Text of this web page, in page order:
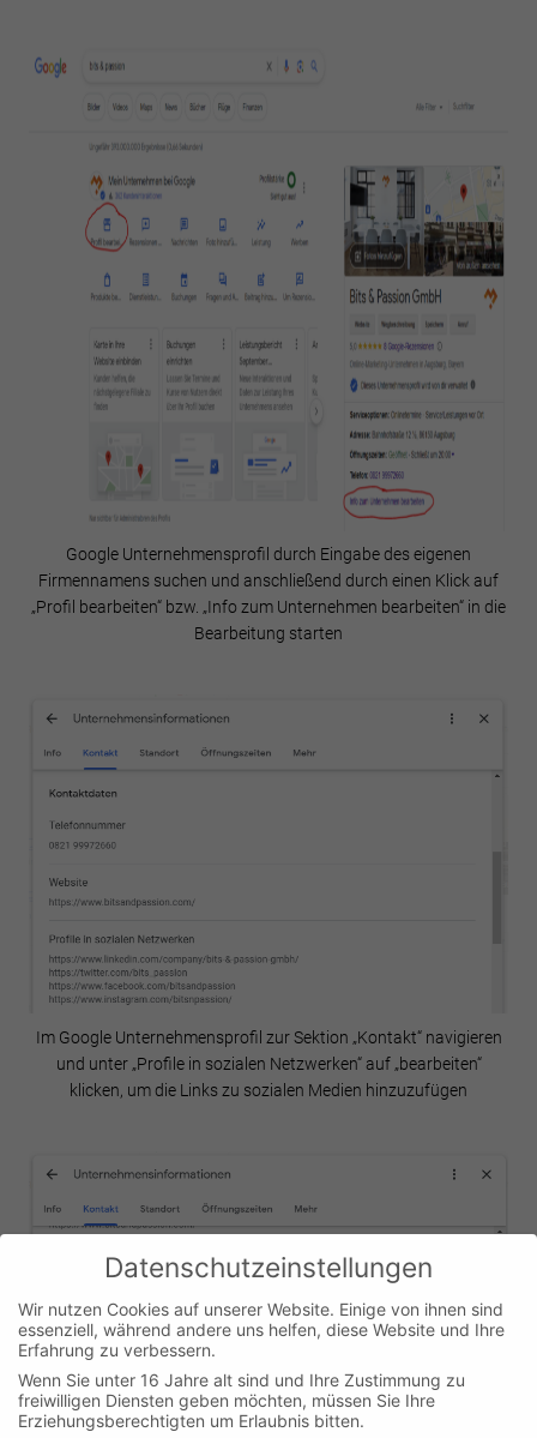
Google Unternehmensprofil durch Eingabe des eigenen
Firmennamens suchen und anschließend durch einen Klick auf
„Profil bearbeiten“ bzw. „Info zum Unternehmen bearbeiten“ in die
Bearbeitung starten
Im Google Unternehmensprofil zur Sektion „Kontakt“ navigieren
und unter „Profile in sozialen Netzwerken“ auf „bearbeiten“
klicken, um die Links zu sozialen Medien hinzuzufügen
Datenschutzeinstellungen
Wir nutzen Cookies auf unserer Website. Einige von ihnen sind
essenziell, während andere uns helfen, diese Website und Ihre
Erfahrung zu verbessern.
Wenn Sie unter 16 Jahre alt sind und Ihre Zustimmung zu
freiwilligen Diensten geben möchten, müssen Sie Ihre
Erziehungsberechtigten um Erlaubnis bitten.